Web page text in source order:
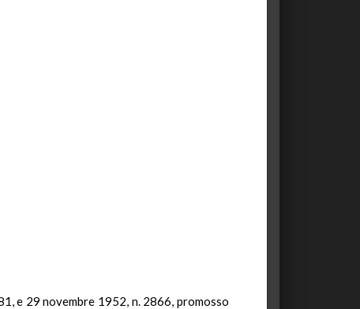
e 29 novembre 1952, n. 2866, promosso